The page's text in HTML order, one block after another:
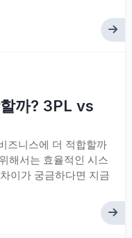
까? 3PL vs
즈니스에 더 적합할까
해서는 효율적인 시스
이가 궁금하다면 지금